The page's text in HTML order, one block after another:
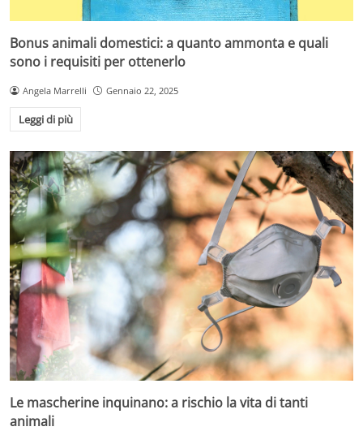
Bonus animali domestici: a quanto ammonta e quali
sono i requisiti per ottenerlo
Angela Marrelli Gennaio 22, 2025
Leggi di più
Le mascherine inquinano: a rischio la vita di tanti
animali